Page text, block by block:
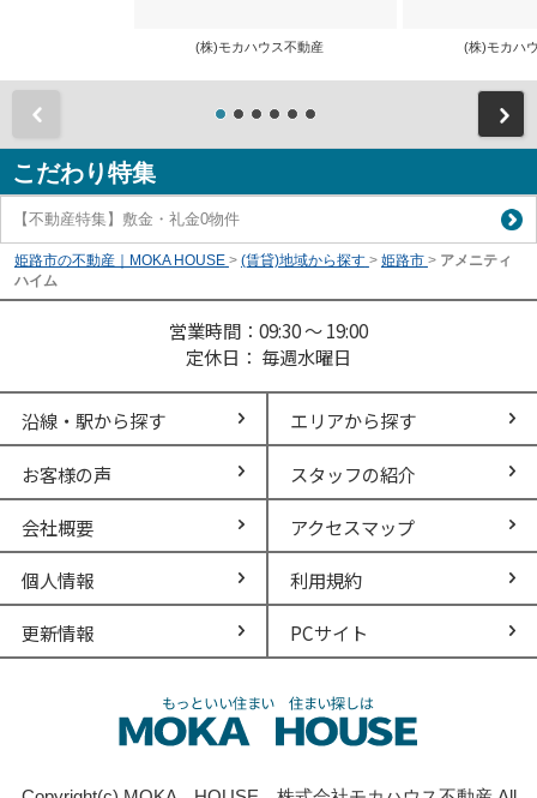
(株)モカハウス不動産 (株)モカハ
こだわり特集
【不動産特集】敷金・礼金0物件
姫路市の不動産｜MOKA HOUSE > (賃貸)地域から探す > 姫路市 > アメニティ
ハイム
営業時間：09:30 ～ 19:00
定休日： 毎週水曜日
沿線・駅から探す エリアから探す
お客様の声 スタッフの紹介
会社概要 アクセスマップ
個人情報 利用規約
更新情報 PCサイト